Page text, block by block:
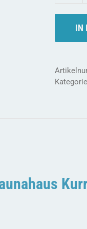
IN